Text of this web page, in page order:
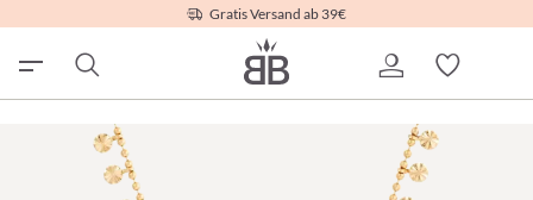
Gratis Versand ab 39€